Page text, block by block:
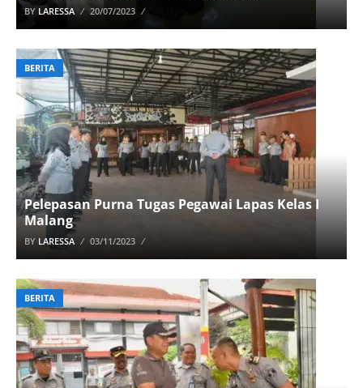
BY LARESSA 20/07/2023
BERITA
Pelepasan Purna Tugas Pegawai Lapas Kelas I
Malang
BY LARESSA 03/11/2023
BERITA